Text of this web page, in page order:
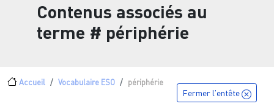
Contenus associés au
terme # périphérie
Fil d'Ariane
Accueil Vocabulaire ESO périphérie
Fermer l'entête